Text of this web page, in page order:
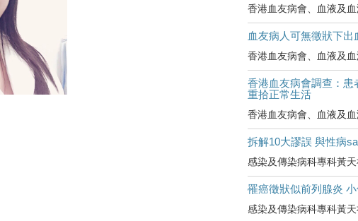
香港血友病會、血液及
血友病人可無徵狀下
香港血友病會、血液及
香港血友病會調查：患
重拾正常生活
香港血友病會、血液及
拆解10大謬誤 與性病
感染及傳染病科專科黃
罹癌徵狀似前列腺炎
感染及傳染病科專科黃